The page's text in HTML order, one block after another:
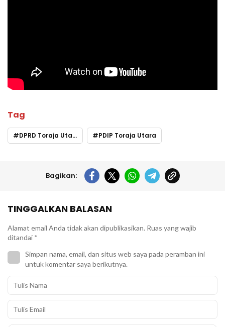
Tag
DPRD Toraja Utara PDIP Toraja Utara
Bagikan:
TINGGALKAN BALASAN
Alamat email Anda tidak akan dipublikasikan. Ruas yang wajib
ditandai *
Simpan nama, email, dan situs web saya pada peramban ini
untuk komentar saya berikutnya.